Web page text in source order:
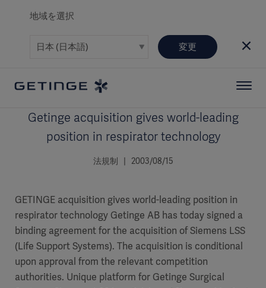
地域を選択
変更
Getinge acquisition gives world-leading
position in respirator technology
法規制 | 2003/08/15
GETINGE acquisition gives world-leading position in
respirator technology Getinge AB has today signed a
binding agreement for the acquisition of Siemens LSS
(Life Support Systems). The acquisition is conditional
upon approval from the relevant competition
authorities. Unique platform for Getinge Surgical